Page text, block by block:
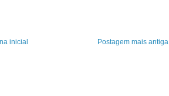
Postagem mais antiga
inicial